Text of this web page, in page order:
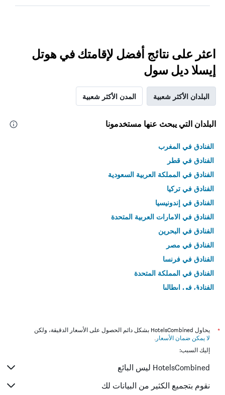
اعثر على نتائج أفضل لإقامتك في هوتل
إيسلا ديل سول
البلدان الأكثر شعبية المدن الأكثر شعبية
البلدان التي يبحث عنها مستخدمونا
الفنادق في المغرب
الفنادق في قطر
الفنادق في المملكة العربية السعودية
الفنادق في تركيا
الفنادق في إندونيسيا
الفنادق في الامارات العربية المتحدة
الفنادق في البحرين
الفنادق في مصر
الفنادق في فرنسا
الفنادق في المملكة المتحدة
الفنادق في إيطاليا
*
يحاول HotelsCombined بشكل دائم الحصول على الأسعار الدقيقة، ولكن
لا يمكن ضمان الأسعار .
إليك السبب:
HotelsCombined ليس البائع
نقوم بتجميع الكثير من البيانات لك